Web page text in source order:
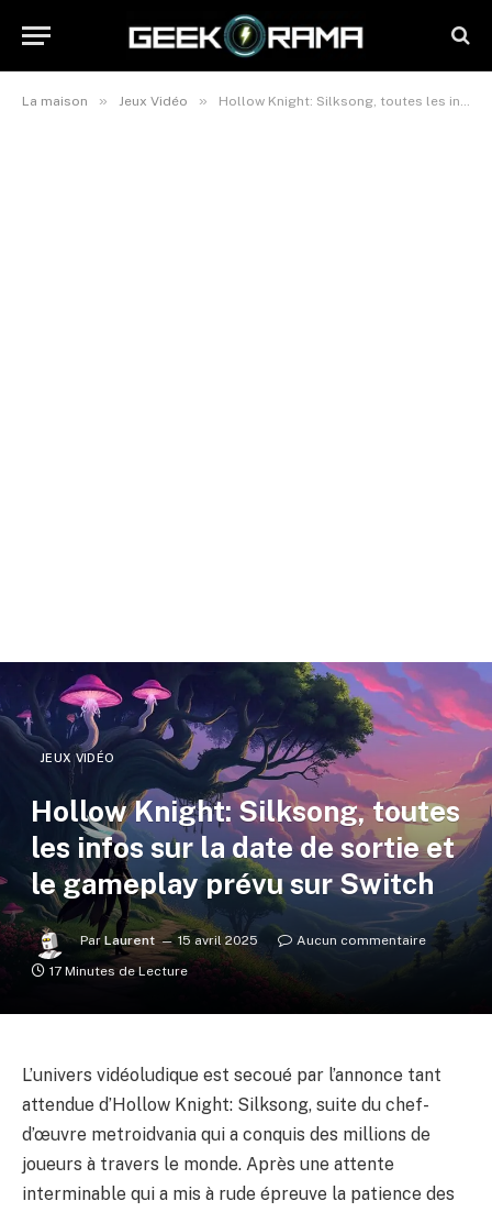
La maison » Jeux Vidéo » Hollow Knight: Silksong, toutes les infos sur la date de sortie et le gameplay prévu sur Switch
JEUX VIDÉO
Hollow Knight: Silksong, toutes
les infos sur la date de sortie et
le gameplay prévu sur Switch
Par Laurent 15 avril 2025
Aucun commentaire
17 Minutes de Lecture
L’univers vidéoludique est secoué par l’annonce tant
attendue d’Hollow Knight: Silksong, suite du chef-
d’œuvre metroidvania qui a conquis des millions de
joueurs à travers le monde. Après une attente
interminable qui a mis à rude épreuve la patience des